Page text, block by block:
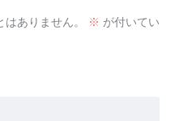
ありません。 ※ が付いてい